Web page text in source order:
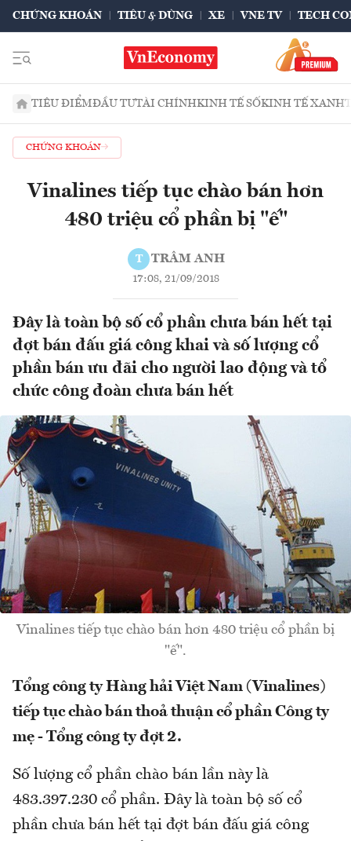
CHỨNG KHOÁN TIÊU & DÙNG XE VNE TV TECH
TIÊU ĐIỂMĐẦU TƯTÀI CHÍNHKINH TẾ SỐKINH TẾ XANH
CHỨNG KHOÁN
Vinalines tiếp tục chào bán hơn
480 triệu cổ phần bị "ế"
T TRÂM ANH
17:08, 21/09/2018
Đây là toàn bộ số cổ phần chưa bán hết tại
đợt bán đấu giá công khai và số lượng cổ
phần bán ưu đãi cho người lao động và tổ
chức công đoàn chưa bán hết
Vinalines tiếp tục chào bán hơn 480 triệu cổ phần bị
"ế".
Tổng công ty Hàng hải Việt Nam (Vinalines)
tiếp tục chào bán thoả thuận cổ phần Công ty
mẹ - Tổng công ty đợt 2.
Số lượng cổ phần chào bán lần này là
483.397.230 cổ phần. Đây là toàn bộ số cổ
phần chưa bán hết tại đợt bán đấu giá công